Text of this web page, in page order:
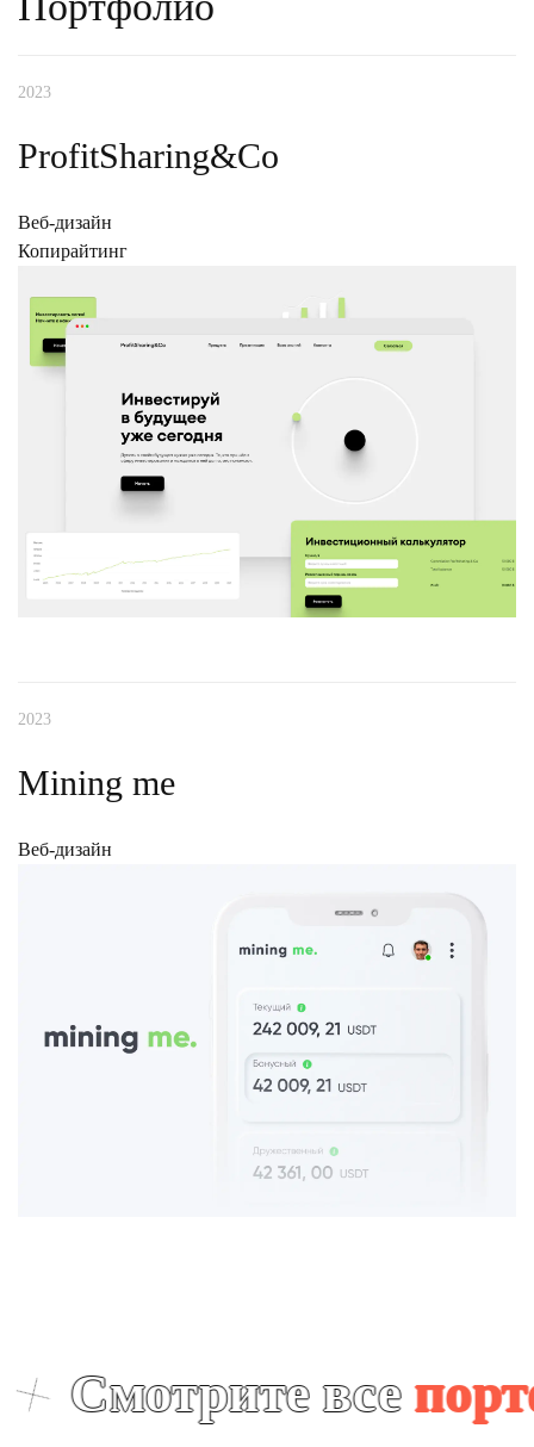
Разработка программного модуля
2023
ProfitSharing&Co
Веб-дизайн
Копирайтинг
2023
Mining me
Веб-дизайн
все